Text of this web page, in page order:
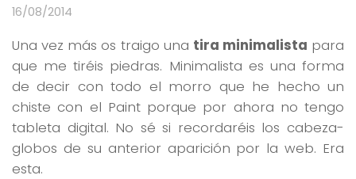
16/08/2014
Una vez más os traigo una tira minimalista para
que me tiréis piedras. Minimalista es una forma
de decir con todo el morro que he hecho un
chiste con el Paint porque por ahora no tengo
tableta digital. No sé si recordaréis los cabeza-
globos de su anterior aparición por la web. Era
esta.